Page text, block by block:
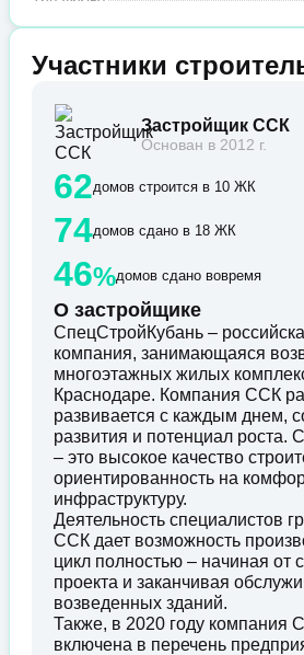
Участники
Застройщик ССК
Основан в 2012 г.
62домов строится в 10 ЖК
74домов сдано в 18 ЖК
46%домов сдано вовремя
О застройщике
СпецСтройКубань –
компания, занимающаяся
многоэтажных жилых
Краснодаре. Компания ССК
развивается с каждым днем,
развития и потенциал роста.
– это высокое качество
ориентированность на
инфраструктуру.
Деятельность специалистов
ССК дает возможность
цикл полностью – начиная от
проекта и заканчивая
возведенных зданий.
Также, в 2020 году компания
включена в перечень